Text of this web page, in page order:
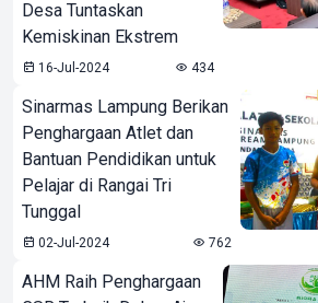
Desa Tuntaskan
Kemiskinan Ekstrem
16-Jul-2024 434
Sinarmas Lampung Berikan
Penghargaan Atlet dan
Bantuan Pendidikan untuk
Pelajar di Rangai Tri
Tunggal
02-Jul-2024 762
AHM Raih Penghargaan